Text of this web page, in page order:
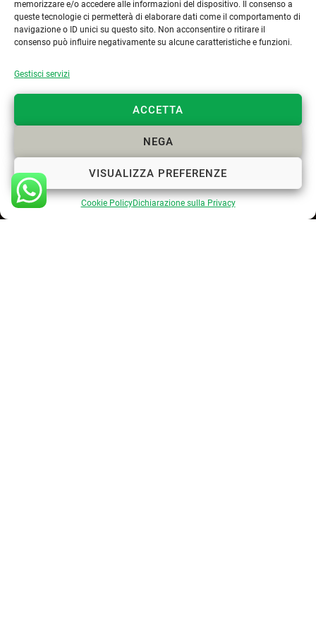
memorizzare e/o accedere alle informazioni del dispositivo. Il consenso a
queste tecnologie ci permetterà di elaborare dati come il comportamento di
navigazione o ID unici su questo sito. Non acconsentire o ritirare il
consenso può influire negativamente su alcune caratteristiche e funzioni.
Gestisci servizi
ACCETTA
NEGA
VISUALIZZA PREFERENZE
Cookie PolicyDichiarazione sulla Privacy
Cookie Policy